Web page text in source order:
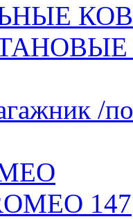
/
147